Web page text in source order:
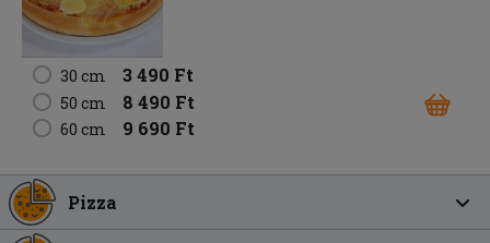
30 cm 3 490 Ft
50 cm 8 490 Ft
60 cm 9 690 Ft
Pizza